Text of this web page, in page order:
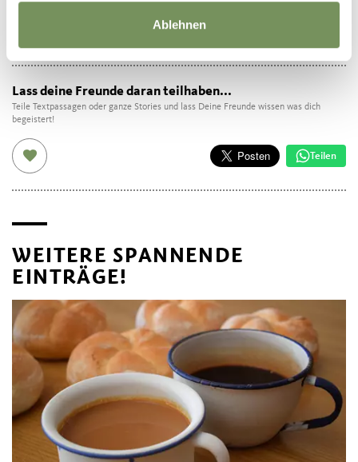
Ablehnen
Lass deine Freunde daran teilhaben...
Teile Textpassagen oder ganze Stories und lass Deine Freunde wissen was dich
begeistert!
Teilen
WEITERE SPANNENDE
EINTRÄGE!